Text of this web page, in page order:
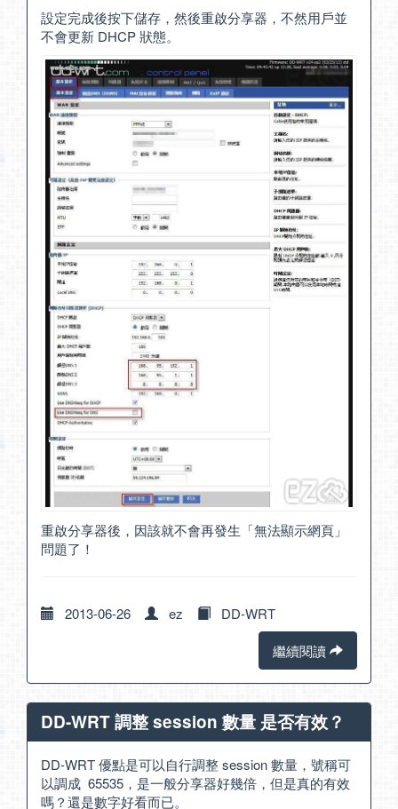
設定完成後按下儲存，然後重啟分享器，不然用戶並
不會更新 DHCP 狀態。
重啟分享器後，因該就不會再發生「無法顯示網頁」
問題了！
2013-06-26 ez
DD-WRT
繼續閱讀
DD-WRT 調整 session 數量 是否有效？
DD-WRT 優點是可以自行調整 session 數量，號稱可
以調成 65535，是一般分享器好幾倍，但是真的有效
嗎？還是數字好看而已。